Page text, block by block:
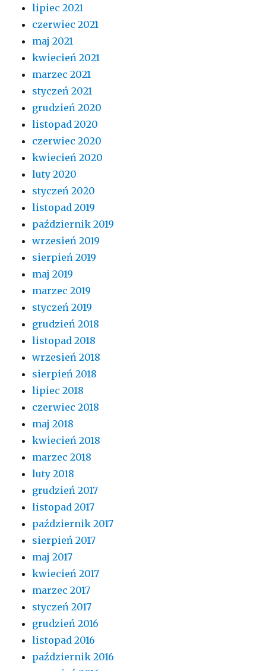
lipiec 2021
czerwiec 2021
maj 2021
kwiecień 2021
marzec 2021
styczeń 2021
grudzień 2020
listopad 2020
czerwiec 2020
kwiecień 2020
luty 2020
styczeń 2020
listopad 2019
październik 2019
wrzesień 2019
sierpień 2019
maj 2019
marzec 2019
styczeń 2019
grudzień 2018
listopad 2018
wrzesień 2018
sierpień 2018
lipiec 2018
czerwiec 2018
maj 2018
kwiecień 2018
marzec 2018
luty 2018
grudzień 2017
listopad 2017
październik 2017
sierpień 2017
maj 2017
kwiecień 2017
marzec 2017
styczeń 2017
grudzień 2016
listopad 2016
październik 2016